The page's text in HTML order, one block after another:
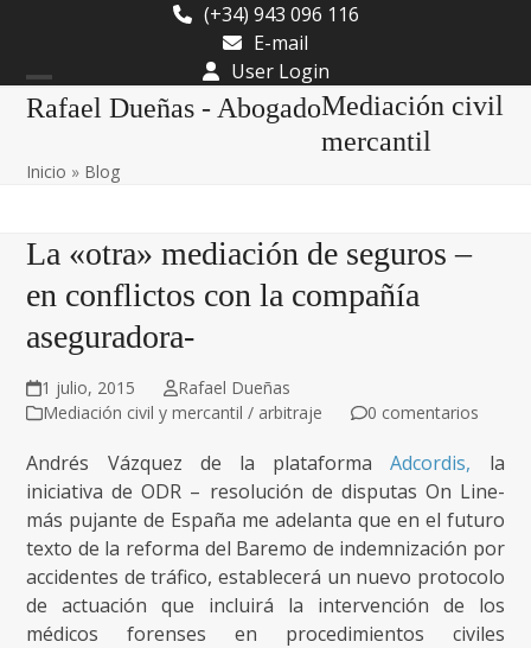
content
(+34) 943 096 116
E-mail
User Login
Rafael Dueñas - Abogado
Open
menu
Close
menu
Mediación civil
mercantil
Inicio » Blog
La «otra» mediación de seguros –
en conflictos con la compañía
aseguradora-
1 julio, 2015
Rafael Dueñas
Mediación civil y mercantil / arbitraje
0 comentarios
Andrés Vázquez de la plataformaAdcordis, la
iniciativa de ODR – resolución de disputas On Line-
más pujante de España me adelanta que en el futuro
texto de la reforma del Baremo de indemnización por
accidentes de tráfico, establecerá un nuevo protocolo
de actuación que incluirá la intervención de los
médicos forenses en procedimientos civiles